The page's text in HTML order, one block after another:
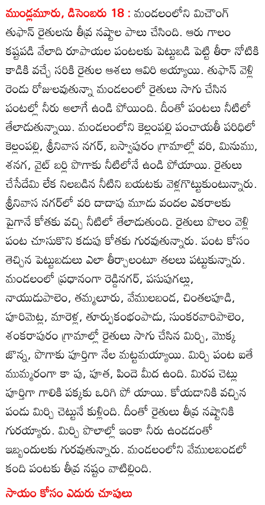
ముండ్లమూరు, డిసెంబరు 18 :మండలంలోని మిచౌంగ్‌
తుఫాన్‌ రైతులను తీవ్ర నష్టాల పాలు చేసింది. ఆరు గాలం
కష్టపడి వేలాది రూపాయల పంటలకు పెట్టుబడి పెట్టి తీరా నోటికి
కాడికి వచ్చే సరికి రైతుల ఆశలు ఆవిరి అయ్యాయి. తుఫాన్‌ వెళ్లి
రెండు రోజులవుతున్నా మండలంలో రైతులు సాగు చేసిన
పంటల్లో నీరు అలాగే ఉండి పోయింది. దీంతో పంటలు నీటిలో
తేలాడుతున్నాయి. మండలంలోని కెల్లంపల్లి పంచాయతీ పరిధిలో
కెల్లంపల్లి, శ్రీనివాస నగర్‌, బస్వాపురం గ్రామాల్లో వరి, మినుము,
శనగ, వైట్‌ బర్లి పొగాకు నీటిలోనే ఉండి పోయాయి. రైతులు
చేసేదేమి లేక నిలబడిన నీటిని బయటకు వెళ్లగొట్టుకుంటున్నారు.
శ్రీనివాస నగర్‌లో వరి దాదాపు మూడు వందల ఎకరాలకు
పైగానే కోతకు వచ్చి నీటిలో తేలాడుతుంది. రైతులు పొలం వెళ్లి
పంట చూసుకొని కడుపు కోతకు గురవుతున్నారు. పంట కోసం
తెచ్చిన పెట్టుబడులు ఎలా తీర్చాలంటూ తలలు పట్టుకున్నారు.
మండలంలో ప్రధానంగా రెడ్డినగర్‌, పసుపుగల్లు,
నాయుడుపాలెం, తమ్మలూరు, వేములబండ, చింతలపూడి,
పూరిమెట్ల, మారెళ్ల, తూర్పుకంభంపాడు, సుంకరవారిపాలెం,
శంకరాపురం గ్రామాల్లో రైతులు సాగు చేసిన మిర్చి, మొక్క
జొన్న, పొగాకు పూర్తిగా నేల మట్టమయ్యాయి. మిర్చి పంట ఐతే
ముమ్మరంగా కా పు, పూత, పిందె మీద ఉంది. మిరప చెట్లు
పూర్తిగా గాలికి పక్కకు ఒరిగి పో యాయి. కోయడానికి వచ్చిన
పండు మిర్చి చెట్టునే కుళ్లింది. దీంతో రైతులు తీవ్ర నష్టానికి
గురయ్యారు. మిర్చి పొలాల్లో ఇంకా నీరు ఉండడంతో
ఇబ్బందులకు గురవుతున్నారు. మండలంలోని వేములబండలో
కంది పంటకు తీవ్ర నష్టం వాటిల్లింది.
సాయం కోసం ఎదురు చూపులు